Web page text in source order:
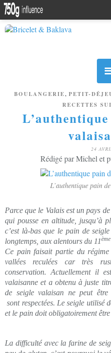
BOULANGERIE, PETIT-
RECETTES
24
Rédigé par Michel et
L’authentique pain
Parce que le Valais est un pays
qui pousse en altitude, jusqu’à
c’est là-bas que le pain de
longtemps, aux alentours du 11ème
Ce pain faisait partie du
vallées reculées car très
conservation. Actuellement il
valaisanne et a obtenu à juste
de seigle valaisan ne peut
sont respectées. Le seigle utilisé
et le pain doit obligatoirement
La difficulté avec la farine de